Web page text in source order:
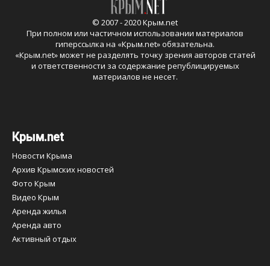
© 2007 - 2020 Крым.net
При полном или частичном использовании материалов
гиперссылка на «Крым.net» обязательна.
«Крым.net» может не разделять точку зрения авторов статей
и ответственности за содержание републицируемых
материалов не несет.
Крым.net
Новости Крыма
Архив Крымских новостей
Фото Крым
Видео Крым
Аренда жилья
Аренда авто
Активный отдых